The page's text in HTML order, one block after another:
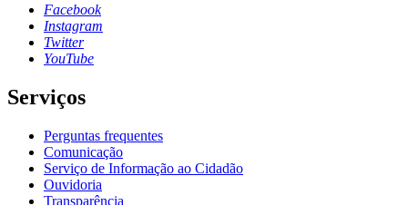
Facebook
Instagram
Twitter
YouTube
Serviços
Perguntas frequentes
Comunicação
Serviço de Informação ao Cidadão
Ouvidoria
Transparência